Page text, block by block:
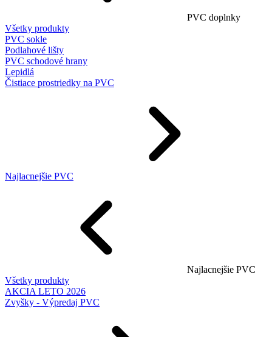
PVC doplnky
Všetky produkty
PVC sokle
Podlahové lišty
PVC schodové hrany
Lepidlá
Čistiace prostriedky na PVC
Najlacnejšie PVC
Najlacnejšie PVC
Všetky produkty
AKCIA LETO 2026
Zvyšky - Výpredaj PVC